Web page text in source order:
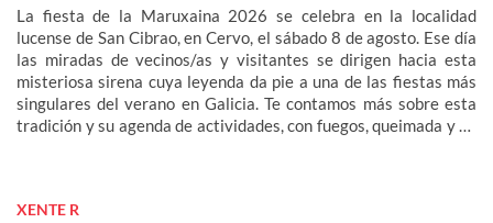
La fiesta de la Maruxaina 2026 se celebra en la localidad
lucense de San Cibrao, en Cervo, el sábado 8 de agosto. Ese día
las miradas de vecinos/as y visitantes se dirigen hacia esta
misteriosa sirena cuya leyenda da pie a una de las fiestas más
singulares del verano en Galicia. Te contamos más sobre esta
tradición y su agenda de actividades, con fuegos, queimada y un
XENTE R